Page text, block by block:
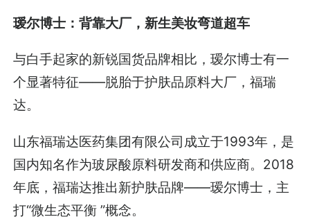
瑷尔博士：背靠大厂，新生美妆弯道超车
与白手起家的新锐国货品牌相比，瑷尔博士有一
个显著特征——脱胎于护肤品原料大厂，福瑞
达。
山东福瑞达医药集团有限公司成立于1993年，是
国内知名作为玻尿酸原料研发商和供应商。2018
年底，福瑞达推出新护肤品牌——瑷尔博士，主
打“微生态平衡 ”概念。